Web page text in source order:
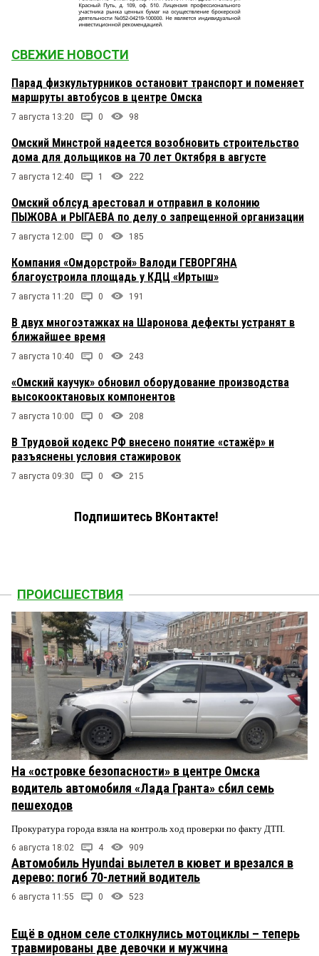
СВЕЖИЕ НОВОСТИ
Парад физкультурников остановит транспорт и поменяет
маршруты автобусов в центре Омска
7 августа 13:20 0 98
Омский Минстрой надеется возобновить строительство
дома для дольщиков на 70 лет Октября в августе
7 августа 12:40 1 222
Омский облсуд арестовал и отправил в колонию
ПЫЖОВА и РЫГАЕВА по делу о запрещенной организации
7 августа 12:00 0 185
Компания «Омдорстрой» Валоди ГЕВОРГЯНА
благоустроила площадь у КДЦ «Иртыш»
7 августа 11:20 0 191
В двух многоэтажках на Шаронова дефекты устранят в
ближайшее время
7 августа 10:40 0 243
«Омский каучук» обновил оборудование производства
высокооктановых компонентов
7 августа 10:00 0 208
В Трудовой кодекс РФ внесено понятие «стажёр» и
разъяснены условия стажировок
7 августа 09:30 0 215
Подпишитесь ВКонтакте!
ПРОИСШЕСТВИЯ
На «островке безопасности» в центре Омска
водитель автомобиля «Лада Гранта» сбил семь
пешеходов
Прокуратура города взяла на контроль ход проверки по факту ДТП.
6 августа 18:02 4 909
Автомобиль Hyundai вылетел в кювет и врезался в
дерево: погиб 70-летний водитель
6 августа 11:55 0 523
Ещё в одном селе столкнулись мотоциклы – теперь
травмированы две девочки и мужчина